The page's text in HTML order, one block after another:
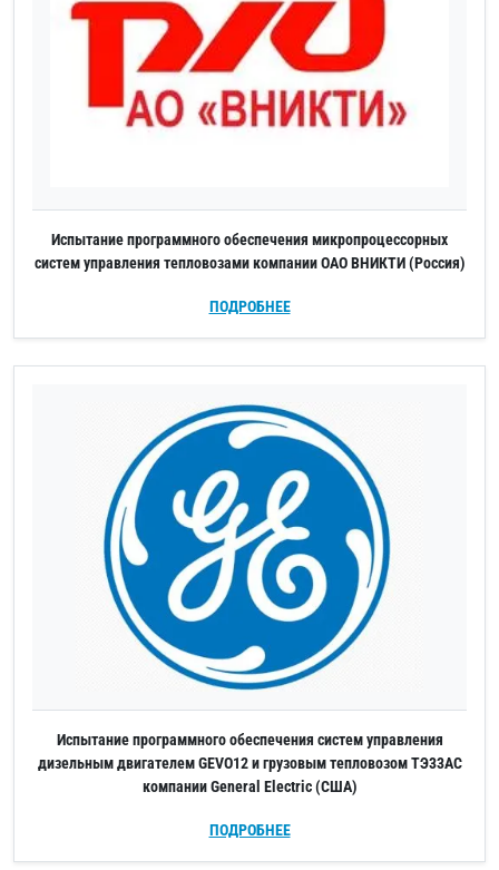
Испытание программного обеспечения микропроцессорных
систем управления тепловозами компании ОАО ВНИКТИ (Россия)
ПОДРОБНЕЕ
Испытание программного обеспечения систем управления
дизельным двигателем GEVO12 и грузовым тепловозом ТЭ33АС
компании General Electric (США)
ПОДРОБНЕЕ